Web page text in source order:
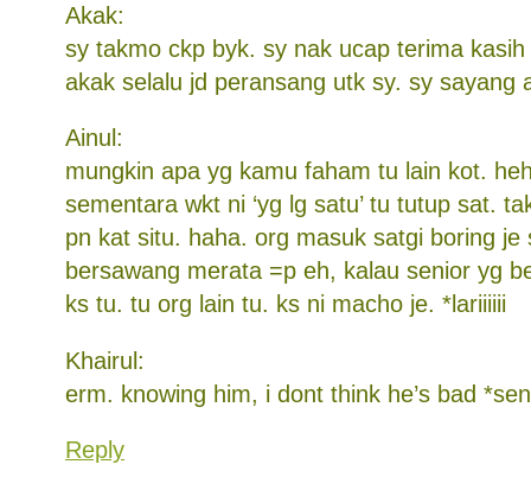
Akak:
sy takmo ckp byk. sy nak ucap terima
akak selalu jd peransang utk sy. sy sayang
Ainul:
mungkin apa yg kamu faham tu lain kot.
sementara wkt ni ‘yg lg satu’ tu tutup sat.
pn kat situ. haha. org masuk satgi boring je
bersawang merata =p eh, kalau senior yg
ks tu. tu org lain tu. ks ni macho je. *lariiiiii
Khairul:
erm. knowing him, i dont think he’s bad
Reply